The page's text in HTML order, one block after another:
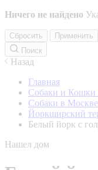
Ничего не найдено
Сбросить
Применить
Поиск
Назад
Главная
Собаки и Кошки
Собаки в Москве
Йоркширский
Белый йорк с
Нашел дом